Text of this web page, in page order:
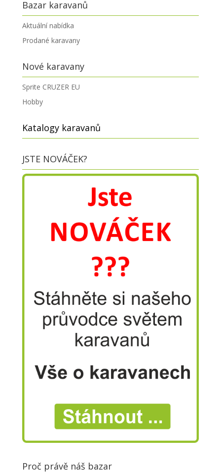
Bazar karavanů
Aktuální nabídka
Prodané karavany
Nové karavany
Sprite CRUZER EU
Hobby
Katalogy karavanů
JSTE NOVÁČEK?
Proč právě náš bazar